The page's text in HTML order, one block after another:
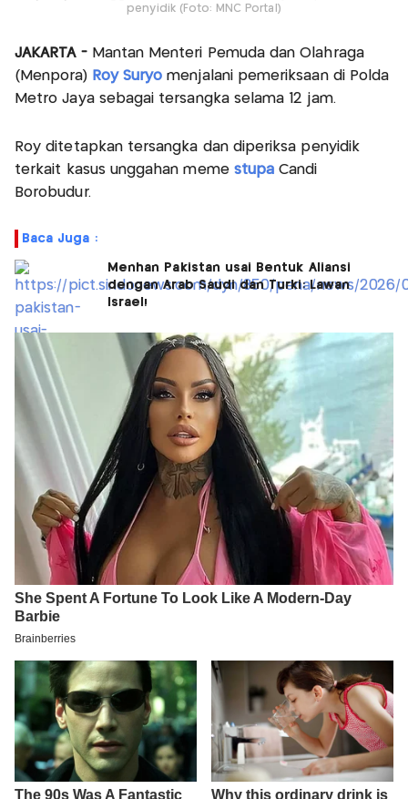
penyidik (Foto: MNC Portal)
JAKARTA -Mantan Menteri Pemuda dan Olahraga
(Menpora) Roy Suryo menjalani pemeriksaan di Polda
Metro Jaya sebagai tersangka selama 12 jam.
Roy ditetapkan tersangka dan diperiksa penyidik
terkait kasus unggahan meme stupa Candi
Borobudur.
Baca Juga :
Menhan Pakistan usai Bentuk Aliansi
dengan Arab Saudi dan Turki: Lawan
Israel!